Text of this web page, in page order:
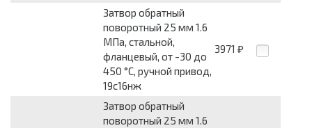
Затвор обратный
поворотный 25 мм 1.6
МПа, стальной,
фланцевый, от -30 до
450 °С, ручной привод,
19с16нж
3971 ₽
Затвор обратный
поворотный 25 мм 1.6